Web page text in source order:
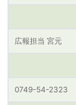
広報担当 宮元
0749-54-2323